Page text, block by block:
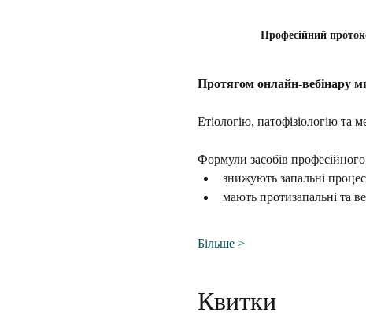
Професійний
Протягом онлайн-вебінару
Етіологію, патофізіологію та
Формули засобів
знижують запальні
мають протизапальні та
Більше >
Квитки